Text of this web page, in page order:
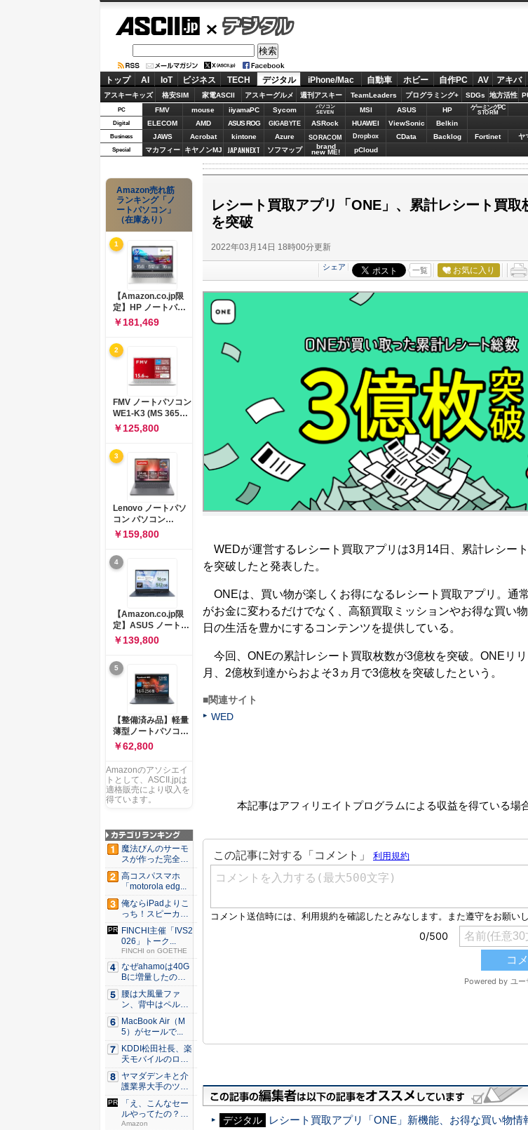
デジタル
トップ AI IoT ビジネス TECH デジタル iPhone/Mac 自動車 ホビー 自作PC AV アキバ
アスキーキッズ 格安SIM 家電ASCII アスキーグルメ 週刊アスキー TeamLeaders プログラミング+ SDGs 地方活性
PC FMV mouse iiyamaPC Sycom
パソコン
SEVEN
MSI ASUS HP ゲーミングPC
STORM
Digital ELECOM AMD ASUS ROG GIGABYTE ASRock HUAWEI ViewSonic Belkin
Business JAWS Acrobat kintone Azure SORACOM Dropbox CData Backlog Fortinet ヤ
Special マカフィー キヤノンMJ JAPANNEXT ソフマップ brand
new ME! pCloud
レシート買取アプリ「ONE」、累計レシート買取
を突破
2022年03月14日 18時00分更新
シェア 一覧 お気に入り
WEDが運営するレシート買取アプリは3月14日、累計レシー
を突破したと発表した。
ONEは、買い物が楽しくお得になるレシート買取アプリ。通
がお金に変わるだけでなく、高額買取ミッションやお得な買い
日の生活を豊かにするコンテンツを提供している。
今回、ONEの累計レシート買取枚数が3億枚を突破。ONEリ
月、2億枚到達からおよそ3ヵ月で3億枚を突破したという。
■関連サイト
WED
本記事はアフィリエイトプログラムによる収益を得ている場
デジタル
レシート買取アプリ「ONE」新機能、お得な買い物情
Amazon売れ筋
ランキング「ノ
ートパソコン」
（在庫あり）
1
【Amazon.co.jp限
定】HP ノートパソ
コン 15-fd 15.6イン
チ インテル Core 5
120U メモリ16GB
SSD512GB
Windows 11
Microsoft Office
2024搭載 WPS
Office搭載 カメラシ
ャッター 指紋認証 薄
型 Copilotキー搭載
ナチュラルシルバー
￥181,469
2
FMV ノートパソコン
WE1-K3 (MS 365
Personal/Copilotキ
ー搭載/Win 11/15.6
型/Core
i5/16GB/SSD
512GB/ホワイト)
FMVWK3E15W_AZ
￥125,800
3
Lenovo ノートパソ
コン パソコン
IdeaPad Slim 3 14.0
インチ AMD
Ryzen™ 5 8640HS
メモリ16GB
SSD512GB
Microsoft 365 試用
版 Windows11 バッ
テリー駆動12.6時間
重量1.39kg ルナグレ
ー 83K9003JJP ノー
トPC
￥159,800
4
【Amazon.co.jp限
定】ASUS ノートパ
ソコン Vivobook 15
M1502NAQ 15.6イ
ンチ AMD Ryzen 7
170 メモリ16GB
SSD 512GB
Microsoft 365
Personal (24か月版)
搭載 Windows 11 重
量1.7kg Wi-Fi 6E ク
ワイエットブルー
M1502NAQ-
￥139,800
5
【整備済み品】軽量
薄型ノートパソコン
dynabook G83 ■
13.3型
FHD(1920x1080) -
高性能第11世代Core
i5-1135G7 - メモリ
16GB - SSD 256GB
USB Type-C - MS
Office 2021 - Win11
搭載
￥62,800
Amazonのアソシエイ
トとして、ASCII.jpは
適格販売により収入を
得ています。
魔法びんのサーモ
スが作った完全遮
光100...
高コスパスマホ
「motorola edg...
俺ならiPadよりこ
っち！スピーカー
9個...
FINCHI主催「IVS2
026」トーク...
FINCHI on GOETHE
なぜahamoは40G
Bに増量したの
か ...
腰は大風量ファ
ン、背中はペルチ
ェ冷却。ダ...
MacBook Air（M
5）がセールで...
KDDI松田社長、楽
天モバイルのロー
ミン...
ヤマダデンキと介
護業界大手のツク
イが協業...
「え、こんなセー
ルやってたの？」
80％O...
Amazon